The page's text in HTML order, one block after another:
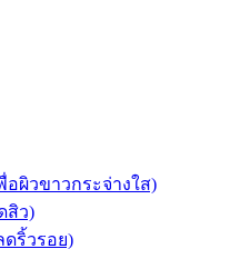
อผิวขาวกระจ่างใส)
สิว)
ดริ้วรอย)